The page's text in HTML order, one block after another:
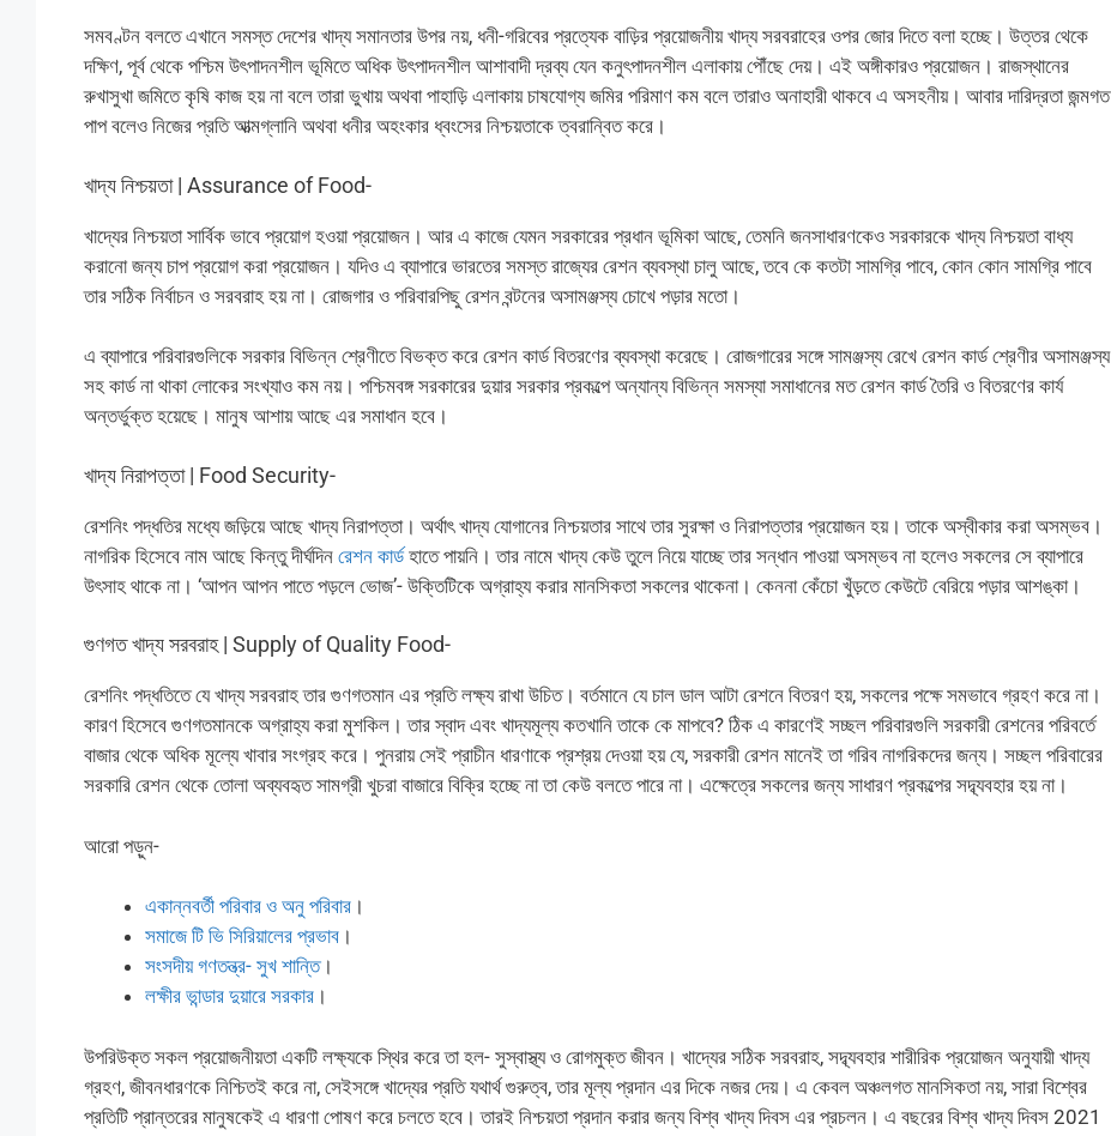
সমবণ্টন বলতে এখানে সমস্ত দেশের খাদ্য সমানতার উপর নয়, ধনী-গরিবের প্রত্যেক বাড়ির প্রয়োজনীয় খাদ্য সরবরাহের ওপর জোর দিতে বলা হচ্ছে। উত্তর থেকে
দক্ষিণ, পূর্ব থেকে পশ্চিম উৎপাদনশীল ভূমিতে অধিক উৎপাদনশীল আশাবাদী দ্রব্য যেন কনুৎপাদনশীল এলাকায় পৌঁছে দেয়। এই অঙ্গীকারও প্রয়োজন। রাজস্থানের
রুখাসুখা জমিতে কৃষি কাজ হয় না বলে তারা ভুখায় অথবা পাহাড়ি এলাকায় চাষযোগ্য জমির পরিমাণ কম বলে তারাও অনাহারী থাকবে এ অসহনীয়। আবার দারিদ্রতা জন্মগত
পাপ বলেও নিজের প্রতি আত্মগ্লানি অথবা ধনীর অহংকার ধ্বংসের নিশ্চয়তাকে ত্বরান্বিত করে।
খাদ্য নিশ্চয়তা | Assurance of Food-
খাদ্যের নিশ্চয়তা সার্বিক ভাবে প্রয়োগ হওয়া প্রয়োজন। আর এ কাজে যেমন সরকারের প্রধান ভূমিকা আছে, তেমনি জনসাধারণকেও সরকারকে খাদ্য নিশ্চয়তা বাধ্য
করানো জন্য চাপ প্রয়োগ করা প্রয়োজন। যদিও এ ব্যাপারে ভারতের সমস্ত রাজ্যের রেশন ব্যবস্থা চালু আছে, তবে কে কতটা সামগ্রি পাবে, কোন কোন সামগ্রি পাবে
তার সঠিক নির্বাচন ও সরবরাহ হয় না। রোজগার ও পরিবারপিছু রেশন বন্টনের অসামঞ্জস্য চোখে পড়ার মতো।
এ ব্যাপারে পরিবারগুলিকে সরকার বিভিন্ন শ্রেণীতে বিভক্ত করে রেশন কার্ড বিতরণের ব্যবস্থা করেছে। রোজগারের সঙ্গে সামঞ্জস্য রেখে রেশন কার্ড শ্রেণীর অসামঞ্জস্য
সহ কার্ড না থাকা লোকের সংখ্যাও কম নয়। পশ্চিমবঙ্গ সরকারের দুয়ার সরকার প্রকল্পে অন্যান্য বিভিন্ন সমস্যা সমাধানের মত রেশন কার্ড তৈরি ও বিতরণের কার্য
অন্তর্ভুক্ত হয়েছে। মানুষ আশায় আছে এর সমাধান হবে।
খাদ্য নিরাপত্তা | Food Security-
রেশনিং পদ্ধতির মধ্যে জড়িয়ে আছে খাদ্য নিরাপত্তা। অর্থাৎ খাদ্য যোগানের নিশ্চয়তার সাথে তার সুরক্ষা ও নিরাপত্তার প্রয়োজন হয়। তাকে অস্বীকার করা অসম্ভব।
নাগরিক হিসেবে নাম আছে কিন্তু দীর্ঘদিন রেশন কার্ডহাতে পায়নি। তার নামে খাদ্য কেউ তুলে নিয়ে যাচ্ছে তার সন্ধান পাওয়া অসম্ভব না হলেও সকলের সে ব্যাপারে
উৎসাহ থাকে না। ‘আপন আপন পাতে পড়লে ভোজ’- উক্তিটিকে অগ্রাহ্য করার মানসিকতা সকলের থাকেনা। কেননা কেঁচো খুঁড়তে কেউটে বেরিয়ে পড়ার আশঙ্কা।
গুণগত খাদ্য সরবরাহ | Supply of Quality Food-
রেশনিং পদ্ধতিতে যে খাদ্য সরবরাহ তার গুণগতমান এর প্রতি লক্ষ্য রাখা উচিত। বর্তমানে যে চাল ডাল আটা রেশনে বিতরণ হয়, সকলের পক্ষে সমভাবে গ্রহণ করে না।
কারণ হিসেবে গুণগতমানকে অগ্রাহ্য করা মুশকিল। তার স্বাদ এবং খাদ্যমূল্য কতখানি তাকে কে মাপবে? ঠিক এ কারণেই সচ্ছল পরিবারগুলি সরকারী রেশনের পরিবর্তে
বাজার থেকে অধিক মূল্যে খাবার সংগ্রহ করে। পুনরায় সেই প্রাচীন ধারণাকে প্রশ্রয় দেওয়া হয় যে, সরকারী রেশন মানেই তা গরিব নাগরিকদের জন্য। সচ্ছল পরিবারের
সরকারি রেশন থেকে তোলা অব্যবহৃত সামগ্রী খুচরা বাজারে বিক্রি হচ্ছে না তা কেউ বলতে পারে না। এক্ষেত্রে সকলের জন্য সাধারণ প্রকল্পের সদ্ব্যবহার হয় না।
আরো পড়ুন-
একান্নবর্তী পরিবার ও অনু পরিবার।
সমাজে টি ভি সিরিয়ালের প্রভাব।
সংসদীয় গণতন্ত্র- সুখ শান্তি।
লক্ষীর ভান্ডার দুয়ারে সরকার।
উপরিউক্ত সকল প্রয়োজনীয়তা একটি লক্ষ্যকে স্থির করে তা হল- সুস্বাস্থ্য ও রোগমুক্ত জীবন। খাদ্যের সঠিক সরবরাহ, সদ্ব্যবহার শারীরিক প্রয়োজন অনুযায়ী খাদ্য
গ্রহণ, জীবনধারণকে নিশ্চিতই করে না, সেইসঙ্গে খাদ্যের প্রতি যথার্থ গুরুত্ব, তার মূল্য প্রদান এর দিকে নজর দেয়। এ কেবল অঞ্চলগত মানসিকতা নয়, সারা বিশ্বের
প্রতিটি প্রান্তরের মানুষকেই এ ধারণা পোষণ করে চলতে হবে। তারই নিশ্চয়তা প্রদান করার জন্য বিশ্ব খাদ্য দিবস এর প্রচলন। এ বছরের বিশ্ব খাদ্য দিবস 2021